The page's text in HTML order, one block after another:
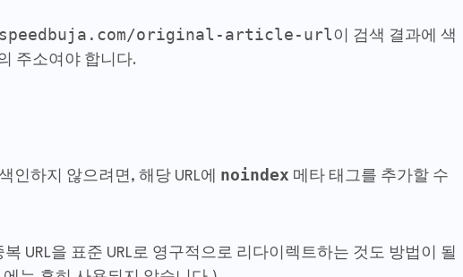
original-article-url이 검색 결과에 색
주소여야 합니다.
인하지 않으려면, 해당 URL에 noindex 메타 태그를 추가할 수
URL을 표준 URL로 영구적으로 리다이렉트하는 것도 방법이 될